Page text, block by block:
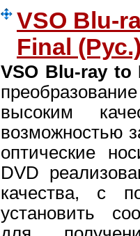
VSO Blu-
Final
VSO Blu-ray to
высоким
возможностью
оптические
DVD
качества, с
установить